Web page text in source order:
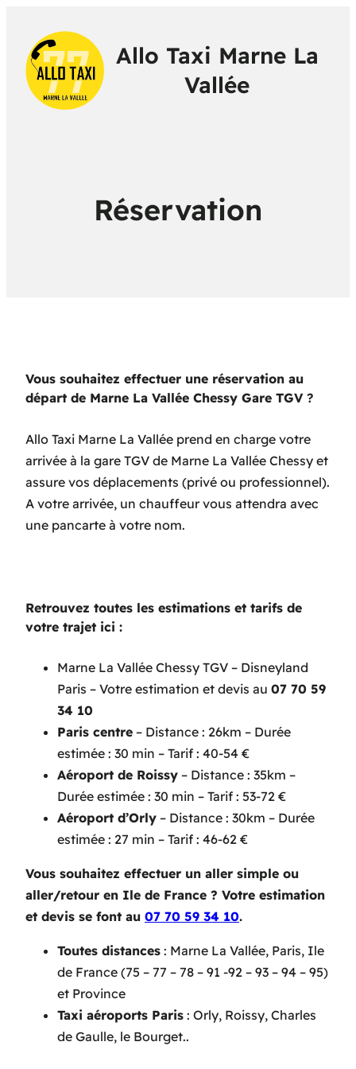
Allo Taxi Marne La
Vallée
Réservation
Vous souhaitez effectuer une réservation au
départ de Marne La Vallée Chessy Gare TGV ?
Allo Taxi Marne La Vallée prend en charge votre
arrivée à la gare TGV de Marne La Vallée Chessy et
assure vos déplacements (privé ou professionnel).
A votre arrivée, un chauffeur vous attendra avec
une pancarte à votre nom.
Retrouvez toutes les estimations et tarifs de
votre trajet ici :
Marne La Vallée Chessy TGV – Disneyland
Paris – Votre estimation et devis au 07 70 59
34 10
Paris centre – Distance : 26km – Durée
estimée : 30 min – Tarif : 40-54 €
Aéroport de Roissy – Distance : 35km –
Durée estimée : 30 min – Tarif : 53-72 €
Aéroport d’Orly – Distance : 30km – Durée
estimée : 27 min – Tarif : 46-62 €
Vous souhaitez effectuer un aller simple ou
aller/retour en Ile de France ? Votre estimation
et devis se font au 07 70 59 34 10.
Toutes distances : Marne La Vallée, Paris, Ile
de France (75 – 77 – 78 – 91 -92 – 93 – 94 – 95)
et Province
Taxi aéroports Paris : Orly, Roissy, Charles
de Gaulle, le Bourget..